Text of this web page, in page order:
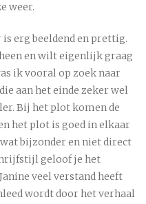
weer.
erg beeldend en prettig.
en wilt eigenlijk graag
ik vooral op zoek naar
aan het einde zeker wel
Bij het plot komen de
het plot is goed in elkaar
bijzonder en niet direct
geloof je het
veel verstand heeft
wordt door het verhaal